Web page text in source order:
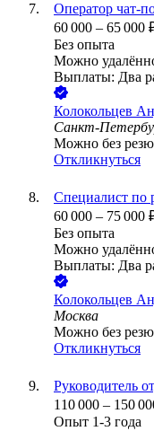
Оператор чат-
60 000 – 65 000
Без опыта
Можно
Выплаты: Два
Колокольцев
Санкт-
Можно без
Откликнуться
Специалист по
60 000 – 75 000
Без опыта
Можно
Выплаты: Два
Колокольцев
Москва
Можно без
Откликнуться
Руководитель
110 000 – 150
Опыт 1-3 года